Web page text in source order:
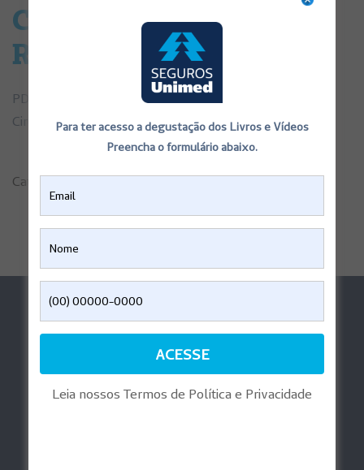
Correção Cirúrgica do
Reflexo Vesicouretral
PDF de Consentimentos Informados sobre Correção
Cirúrgica do Reflexo Vesicouretral
Categorias:Consentimentos Informados,Saúde
Ajuda
Perguntas Frequentes
Regulatórias
Reembolso Digital
Playlist Gravidez
Para ter acesso a degustação dos Livros e Vídeos
Preencha o formulário abaixo.
Leia nossos Termos de Política e Privacidade